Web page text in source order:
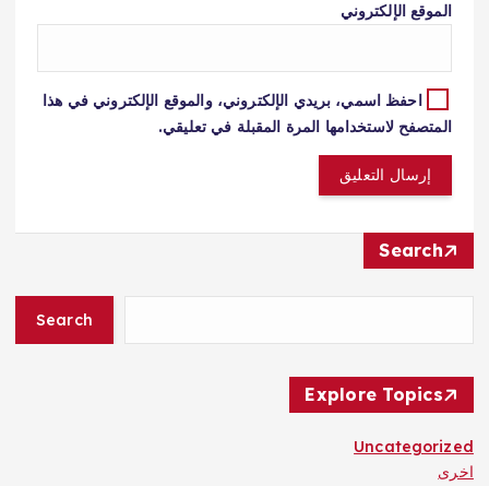
الموقع الإلكتروني
احفظ اسمي، بريدي الإلكتروني، والموقع الإلكتروني في هذا
المتصفح لاستخدامها المرة المقبلة في تعليقي.
Search
Search
Explore Topics
Uncategorized
اخرى